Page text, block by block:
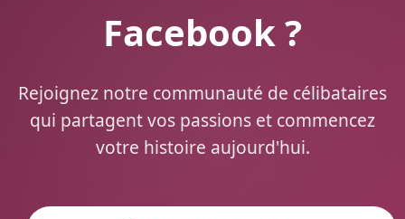
Facebook ?
Rejoignez notre communauté de célibataires
qui partagent vos passions et commencez
votre histoire aujourd'hui.